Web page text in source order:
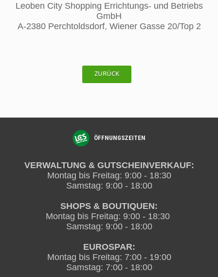
Leoben City Shopping Errichtungs- und Betriebs
GmbH
A-2380 Perchtoldsdorf, Wiener Gasse 20/Top 2
ZURÜCK
ÖFFNUNGSZEITEN
VERWALTUNG & GUTSCHEINVERKAUF:
Montag bis Freitag: 9:00 - 18:30
Samstag: 9:00 - 18:00
SHOPS & BOUTIQUEN:
Montag bis Freitag: 9:00 - 18:30
Samstag: 9:00 - 18:00
EUROSPAR:
Montag bis Freitag: 7:00 - 19:00
Samstag: 7:00 - 18:00